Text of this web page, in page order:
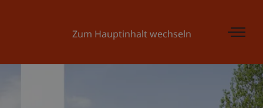
Zum Hauptinhalt wechseln
Universität Liechtenstein